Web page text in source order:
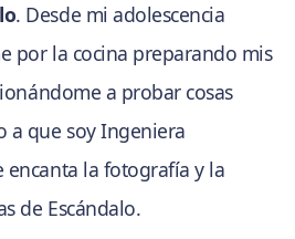
. Desde mi adolescencia
por la cocina preparando mis
a probar cosas
a que soy Ingeniera
la fotografía y la
de Escándalo.